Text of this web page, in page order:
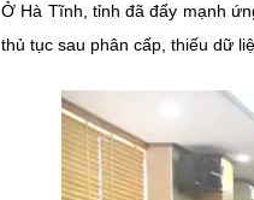
Ở Hà Tĩnh, tỉnh đã đẩy mạnh
thủ tục sau phân cấp, thiếu dữ